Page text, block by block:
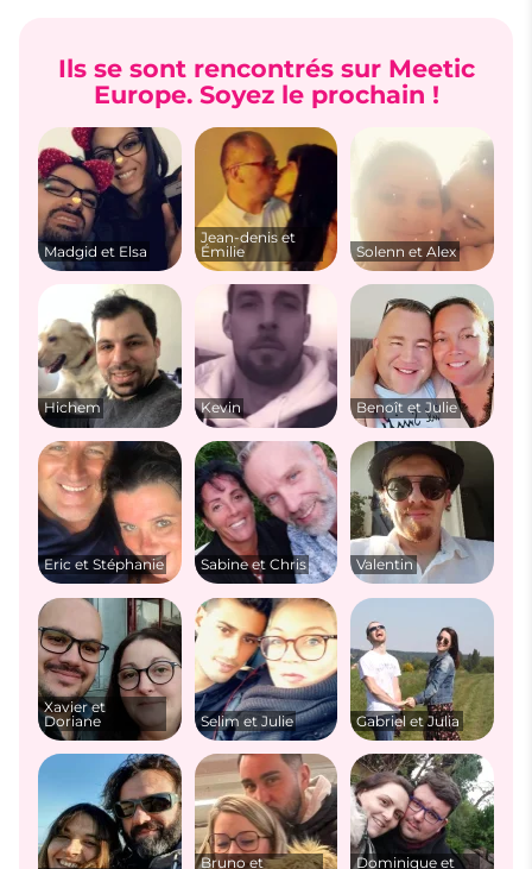
Ils se sont rencontrés sur Meetic
Europe. Soyez le prochain !
Madgid et Elsa
Jean-denis et
Émilie
Solenn et Alex
Hichem Kevin Benoît et Julie
Eric et Stéphanie Sabine et Chris Valentin
Xavier et
Doriane
Selim et Julie Gabriel et Julia
Bruno et
Dominique et